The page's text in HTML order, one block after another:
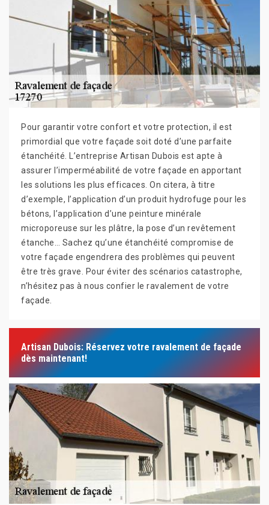
Pour garantir votre confort et votre protection, il est
primordial que votre façade soit doté d’une parfaite
étanchéité. L’entreprise Artisan Dubois est apte à
assurer l’imperméabilité de votre façade en apportant
les solutions les plus efficaces. On citera, à titre
d’exemple, l’application d’un produit hydrofuge pour les
bétons, l’application d’une peinture minérale
microporeuse sur les plâtre, la pose d’un revêtement
étanche… Sachez qu’une étanchéité compromise de
votre façade engendrera des problèmes qui peuvent
être très grave. Pour éviter des scénarios catastrophe,
n’hésitez pas à nous confier le ravalement de votre
façade.
Artisan Dubois: Réservez votre ravalement de façade
dès maintenant!